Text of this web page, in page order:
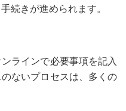
続きが進められます。
ラインで必要事項を記入
ないプロセスは、多くの